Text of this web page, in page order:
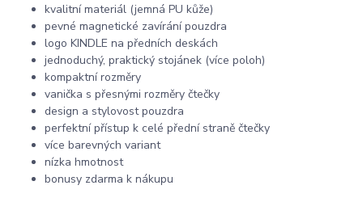
kvalitní materiál (jemná PU kůže)
pevné magnetické zavírání pouzdra
logo KINDLE na předních deskách
jednoduchý, praktický stojánek (více poloh)
kompaktní rozměry
vanička s přesnými rozměry čtečky
design a stylovost pouzdra
perfektní přístup k celé přední straně čtečky
více barevných variant
nízka hmotnost
bonusy zdarma k nákupu